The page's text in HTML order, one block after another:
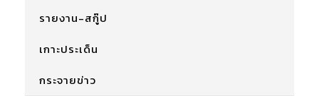
รายงาน-สกู๊ป
เกาะประเด็น
กระจายข่าว